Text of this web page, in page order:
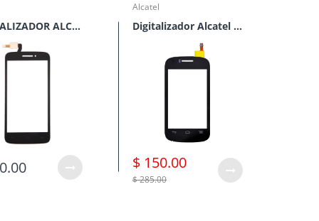
DIGITALIZADOR ALCATEL ONE TOUCH POP 2 5042
Alcatel
Digitalizador Alcatel POP C1 OT-4015 4015N 4015D Negro
$ 150.00
$ 285.00